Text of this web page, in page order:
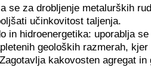
se za drobljenje metalurških
učinkovitost taljenja.
in hidroenergetika: uporablja
geoloških razmerah,
kakovosten agregat